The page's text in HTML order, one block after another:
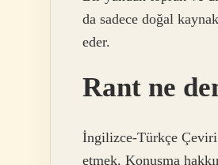
da sadece doğal
eder.
Rant ne
İngilizce-Türkçe Çeviri
etmek. Konuşma